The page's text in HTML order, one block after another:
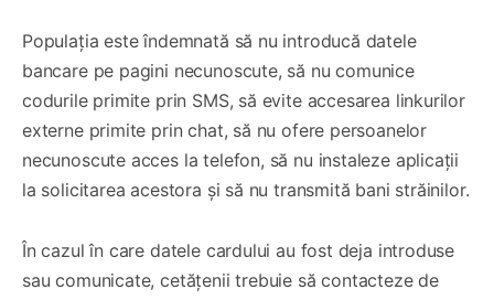
Populația este îndemnată să nu introducă datele
bancare pe pagini necunoscute, să nu comunice
codurile primite prin SMS, să evite accesarea linkurilor
externe primite prin chat, să nu ofere persoanelor
necunoscute acces la telefon, să nu instaleze aplicații
la solicitarea acestora și să nu transmită bani străinilor.
În cazul în care datele cardului au fost deja introduse
sau comunicate, cetățenii trebuie să contacteze de